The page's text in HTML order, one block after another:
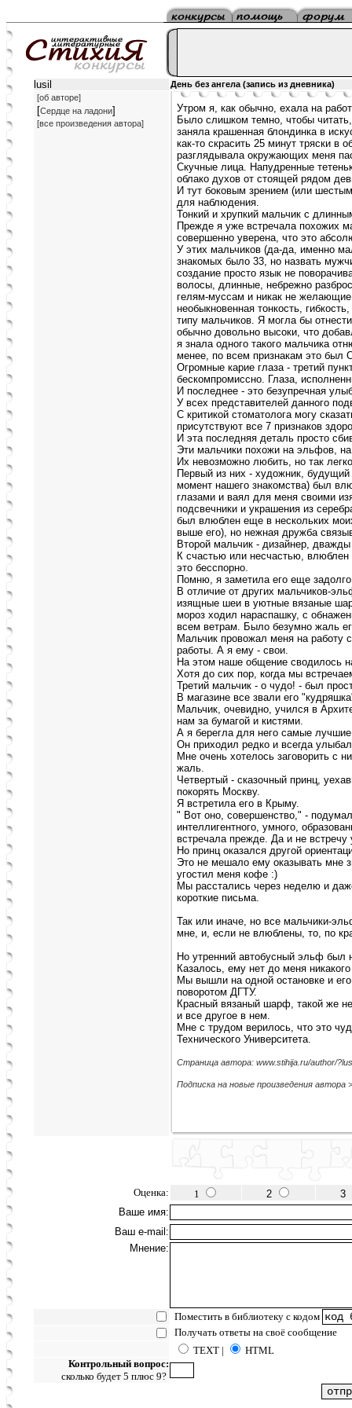
lusil
День без ангела (запись из дневника)
[об авторе]
[Сердце на ладони]
[все произведения автора]
Утром я, как обычно, ехала на
Было слишком темно, чтобы
заняла крашенная блондинка в
как-то скрасить 25 минут тряски в
разглядывала окружающих меня
Скучные лица. Напудренные
облако духов от стоящей рядом
И тут боковым зрением (или
для наблюдения.
Тонкий и хрупкий мальчик с
Прежде я уже встречала похожих
совершенно уверена, что это
У этих мальчиков (да-да, именно
знакомых было 33, но назвать
создание просто язык не
волосы, длинные, небрежно
гелям-муссам и никак не желающие
необыкновенная тонкость,
типу мальчиков. Я могла бы
обычно довольно высоки, что
я знала одного такого мальчика
менее, по всем признакам это был
Огромные карие глаза - третий
бескомпромиссно. Глаза,
И последнее - это безупречная
У всех представителей данного
С критикой стоматолога могу
присутствуют все 7 признаков
И эта последняя деталь просто
Эти мальчики похожи на эльфов,
Их невозможно любить, но так
Первый из них - художник, будущий
момент нашего знакомства) был
глазами и ваял для меня своими
подсвечники и украшения из
был влюблен еще в нескольких
выше его), но нежная дружба
Второй мальчик - дизайнер,
К счастью или несчастью,
это бесспорно.
Помню, я заметила его еще
В отличие от других мальчиков-
изящные шеи в уютные вязаные
мороз ходил нараспашку, с
всем ветрам. Было безумно жаль
Мальчик провожал меня на работу
работы. А я ему - свои.
На этом наше общение сводилось
Хотя до сих пор, когда мы
Третий мальчик - о чудо! - был
В магазине все звали его
Мальчик, очевидно, учился в
нам за бумагой и кистями.
А я берегла для него самые лучшие
Он приходил редко и всегда
Мне очень хотелось заговорить с
жаль.
Четвертый - сказочный принц,
покорять Москву.
Я встретила его в Крыму.
" Вот оно, совершенство," -
интеллигентного, умного,
встречала прежде. Да и не
Но принц оказался другой
Это не мешало ему оказывать мне
угостил меня кофе :)
Мы расстались через неделю и
короткие письма.
Так или иначе, но все мальчики-
мне, и, если не влюблены, то, по
Но утренний автобусный эльф был
Казалось, ему нет до меня
Мы вышли на одной остановке и
поворотом ДГТУ.
Красный вязаный шарф, такой же
и все другое в нем.
Мне с трудом верилось, что это
Технического Университета.
Страница автора: www.stihija.ru/author/
Подписка на новые произведения автора
Оценка: 1 2
3
Ваше имя:
Ваш e-mail:
Мнение:
Поместить в библиотеку с кодом
Получать ответы на своё сообщение
TEXT |
HTML
Контрольный вопрос:
сколько будет 5 плюс 9?